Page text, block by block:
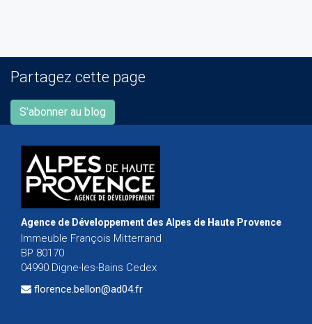
Partagez cette page
S'abonner au blog
Agence de Développement des Alpes de Haute Provence
Immeuble François Mitterrand
BP 80170
04990 Digne-les-Bains Cedex
florence.bellon@ad04.fr